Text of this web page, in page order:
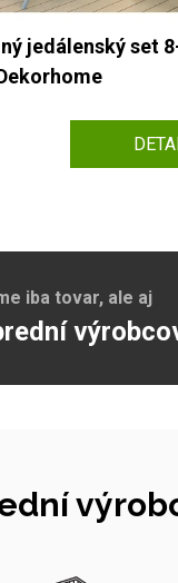
jedálenský set
iba tovar, ale aj